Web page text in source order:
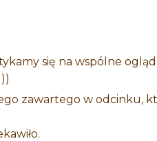
się na wspólne
zawartego w odcinku,